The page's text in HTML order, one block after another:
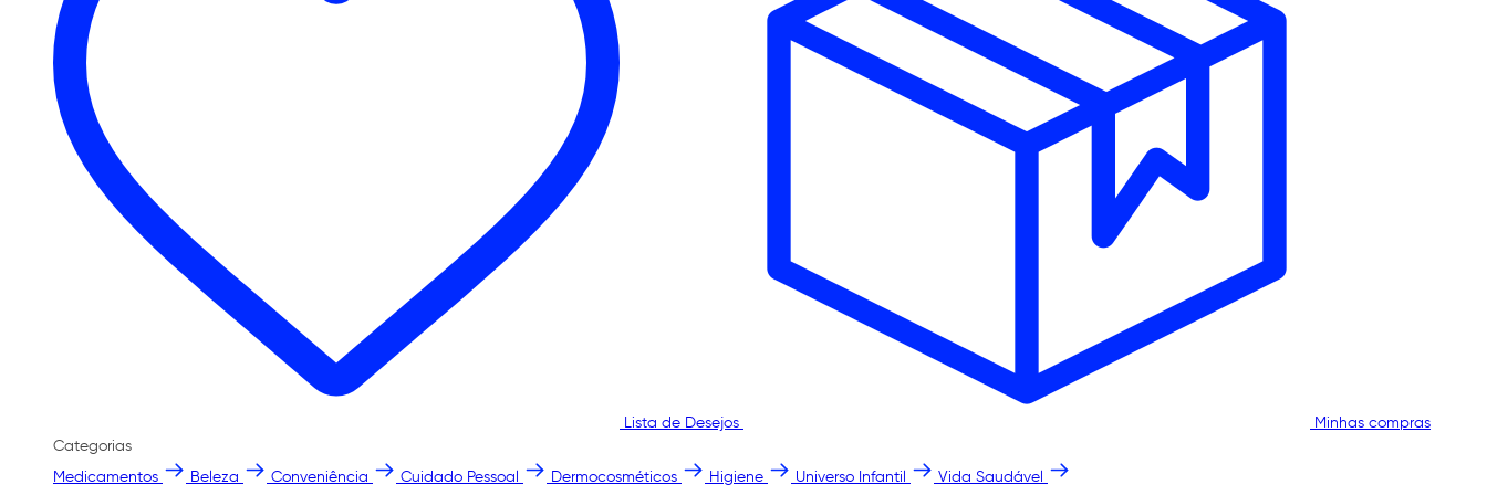
Lista de Desejos
Minhas compras
Categorias
Medicamentos
Beleza Conveniência Cuidado Pessoal Dermocosméticos Higiene Universo Infantil Vida Saudável